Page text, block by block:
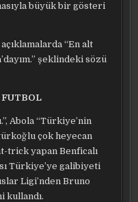
büyük bir gösteri
“En alt
şeklindeki sözü
FUTBOL
Abola “Türkiye’nin
çok heyecan
trick yapan Benficalı
Türkiye’ye galibiyeti
Ligi’nden Bruno
kullandı.